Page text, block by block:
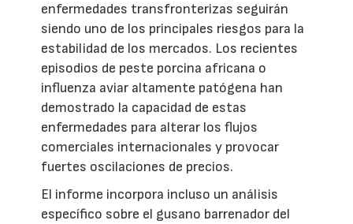
enfermedades transfronterizas seguirán
siendo uno de los principales riesgos para la
estabilidad de los mercados. Los recientes
episodios de peste porcina africana o
influenza aviar altamente patógena han
demostrado la capacidad de estas
enfermedades para alterar los flujos
comerciales internacionales y provocar
fuertes oscilaciones de precios.
El informe incorpora incluso un análisis
específico sobre el gusano barrenador del